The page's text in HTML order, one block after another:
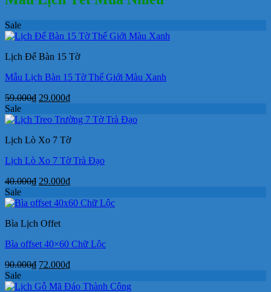
Sale
Lịch Để Bàn 15 Tờ
Mẫu Lịch Bàn 15 Tờ Thế Giới Màu Xanh
59.000₫ Giá
là:
29.000₫Giá
tại
29.000₫.
Sale
Lịch Lò Xo 7 Tờ
Lịch Lò Xo 7 Tờ Trà Đạo
40.000₫ Giá
là:
29.000₫Giá
tại
Sale
Bìa Lịch Offet
Bìa offset 40×60 Chữ Lộc
90.000₫ Giá
là:
72.000₫Giá
tại
Sale